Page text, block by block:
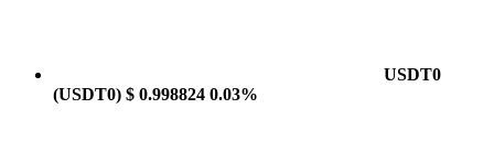
USDT0
(USDT0) $ 0.998824 0.03%